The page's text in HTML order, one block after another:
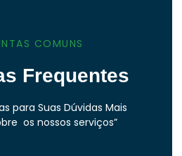
COMUNS
Frequentes
para Suas Dúvidas Mais
os nossos serviços”